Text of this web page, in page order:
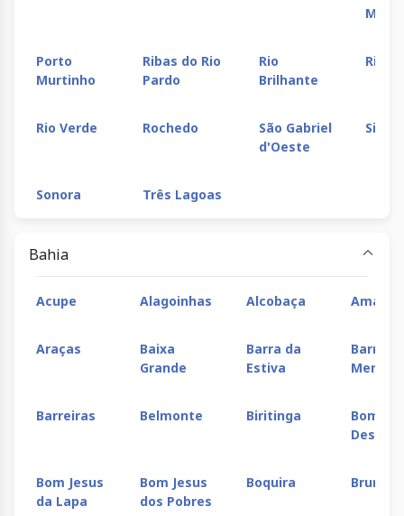
Porto
Murtinho
Ribas do Rio
Pardo
Rio
Brilhante
Rio
Rio Verde Rochedo
São Gabriel
d'Oeste
Sonora Três Lagoas
Bahia
Acupe Alagoinhas Alcobaça
Araças
Baixa
Grande
Barra da
Estiva
Barra
Men
Barreiras Belmonte Biritinga
Bom
Bom Jesus
da Lapa
Bom Jesus
dos Pobres
Boquira